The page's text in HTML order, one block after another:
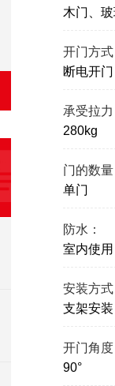
木门、
开门方
断电开门
承受拉
280kg
门的数
单门
防水：
室内使
安装方
支架安
开门角
90°